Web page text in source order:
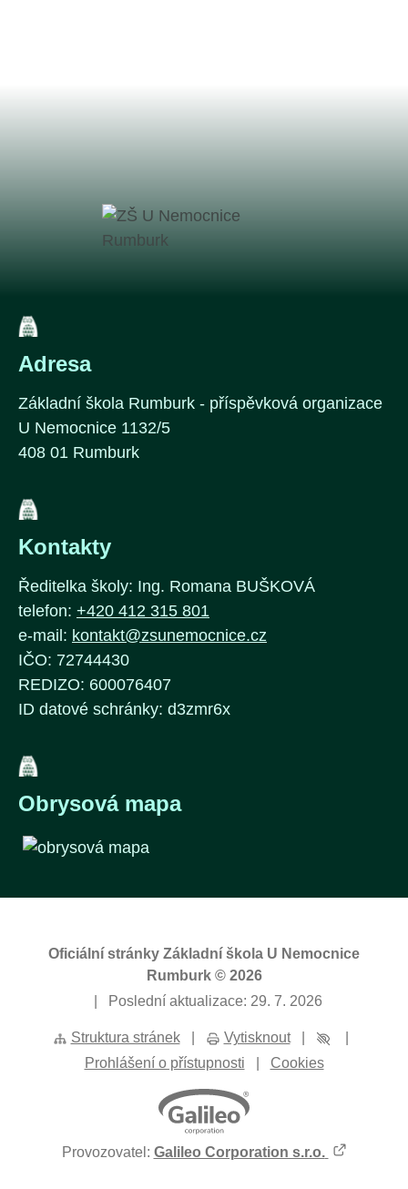
Adresa
Základní škola Rumburk - příspěvková organizace
U Nemocnice 1132/5
408 01 Rumburk
Kontakty
Ředitelka školy: Ing. Romana BUŠKOVÁ
telefon: +420 412 315 801
e-mail: kontakt@zsunemocnice.cz
IČO: 72744430
REDIZO: 600076407
ID datové schránky: d3zmr6x
Obrysová mapa
Oficiální stránky Základní škola U Nemocnice
Rumburk © 2026
Poslední aktualizace: 29. 7. 2026
Struktura stránek Vytisknout
Prohlášení o přístupnosti
Cookies
Provozovatel: Galileo Corporation s.r.o.